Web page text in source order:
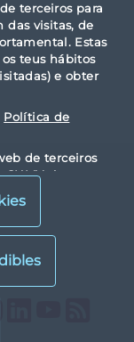
terceiros para
das visitas, de
Estas
teus hábitos
e obter
Política de
de terceiros
Ao
as cookies
de privacidade